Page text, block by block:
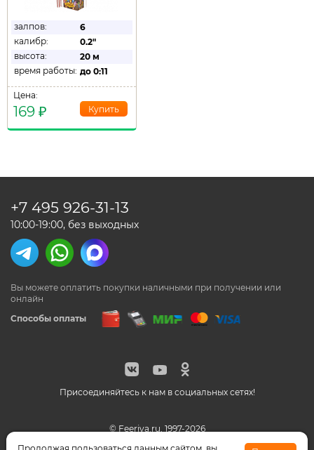
залпов:
6
калибр:
0.2"
высота:
20 м
время работы: до 0:11
Цена:
169 ₽
Присоединяйтесь к нам в социальных сетях!
© Feeriya.ru, 1997-2026
Способы оплаты
Вы можете оплатить покупки наличными при получении или
онлайн
+7 495 926-31-13
10:00-19:00, без выходных
WhatsApp принадлежат компании Meta, признанной